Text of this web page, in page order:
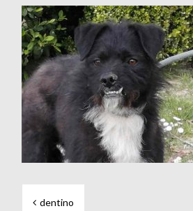
Beitragsnavigation
dentino